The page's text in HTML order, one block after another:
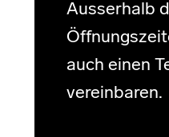
Ausserhalb
auch einen
vereinbaren.